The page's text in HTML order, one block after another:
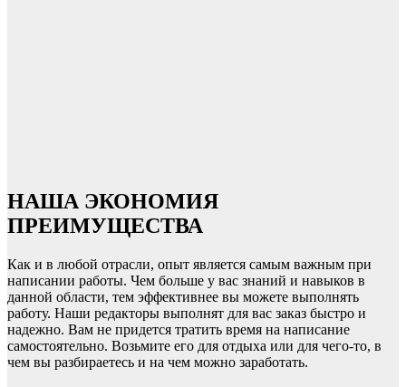
НАША ЭКОНОМИЯ
ПРЕИМУЩЕСТВА
Как и в любой отрасли, опыт является самым важным при
написании работы. Чем больше у вас знаний и навыков в
данной области, тем эффективнее вы можете выполнять
работу. Наши редакторы выполнят для вас заказ быстро и
надежно. Вам не придется тратить время на написание
самостоятельно. Возьмите его для отдыха или для чего-то, в
чем вы разбираетесь и на чем можно заработать.